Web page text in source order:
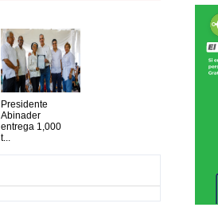
Presidente
Abinader
entrega 1,000
t...